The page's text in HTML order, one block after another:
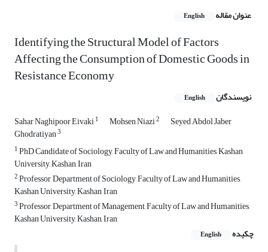
عنوان مقاله English
Identifying the Structural Model of Factors
Affecting the Consumption of Domestic Goods in
Resistance Economy
نویسندگان English
Sahar Naghipoor Eivaki1 Mohsen Niazi2 Seyed Abdol Jaber
Ghodratiyan3
1PhD Candidate of Sociology, Faculty of Law and Humanities, Kashan
University, Kashan, Iran
2Professor, Department of Sociology, Faculty of Law and Humanities,
Kashan University, Kashan, Iran
3Professor, Department of Management, Faculty of Law and Humanities,
Kashan University, Kashan, Iran
چکیده
English